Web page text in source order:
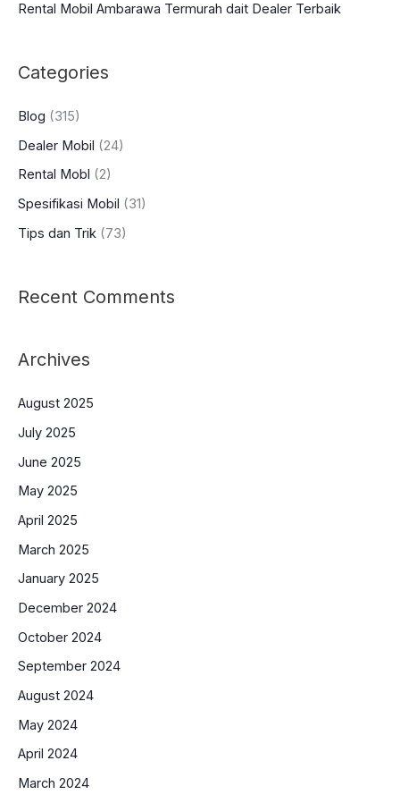
Rental Mobil Ambarawa Termurah dait Dealer Terbaik
Categories
Blog (315)
Dealer Mobil (24)
Rental Mobl (2)
Spesifikasi Mobil (31)
Tips dan Trik (73)
Recent Comments
Archives
August 2025
July 2025
June 2025
May 2025
April 2025
March 2025
January 2025
December 2024
October 2024
September 2024
August 2024
May 2024
April 2024
March 2024